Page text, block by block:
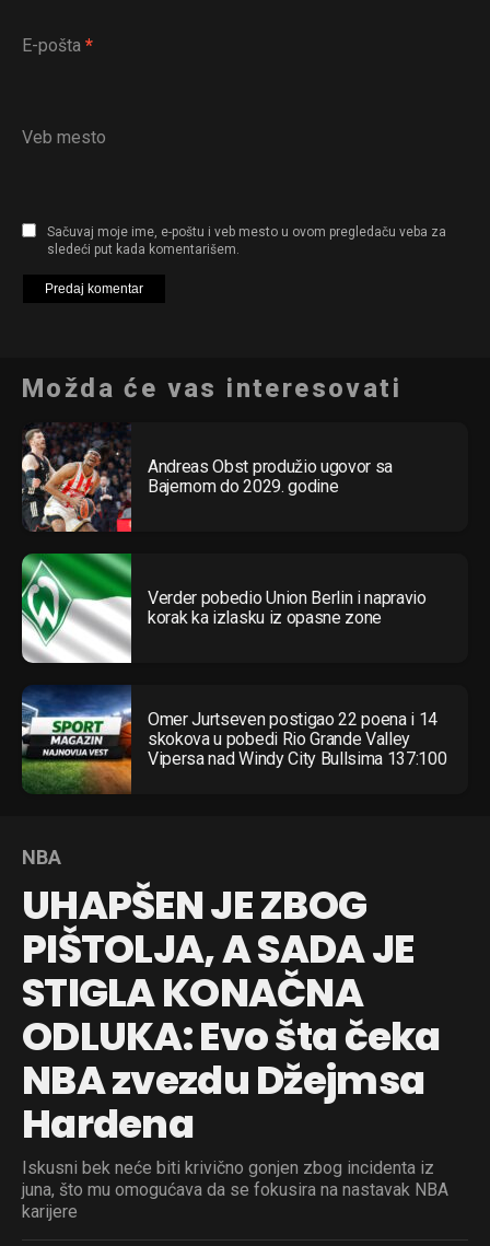
E-pošta *
Veb mesto
Sačuvaj moje ime, e-poštu i veb mesto u ovom pregledaču veba za
sledeći put kada komentarišem.
Možda će vas interesovati
Andreas Obst produžio ugovor sa
Bajernom do 2029. godine
Verder pobedio Union Berlin i napravio
korak ka izlasku iz opasne zone
Omer Jurtseven postigao 22 poena i 14
skokova u pobedi Rio Grande Valley
Vipersa nad Windy City Bullsima 137:100
NBA
UHAPŠEN JE ZBOG
PIŠTOLJA, A SADA JE
STIGLA KONAČNA
ODLUKA: Evo šta čeka
NBA zvezdu Džejmsa
Hardena
Iskusni bek neće biti krivično gonjen zbog incidenta iz
juna, što mu omogućava da se fokusira na nastavak NBA
karijere